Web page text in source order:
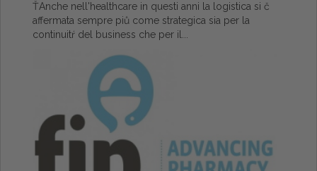
ŤAnche nell'healthcare in questi anni la logistica si č
affermata sempre piů come strategica sia per la
continuitŕ del business che per il...